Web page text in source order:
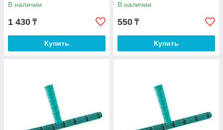
В наличии
1 430 ₸
Купить
В наличии
550 ₸
Купить